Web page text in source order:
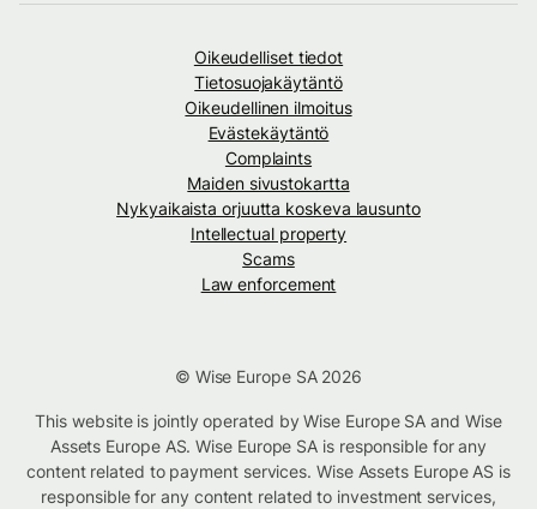
Oikeudelliset tiedot
Tietosuojakäytäntö
Oikeudellinen ilmoitus
Evästekäytäntö
Complaints
Maiden sivustokartta
Nykyaikaista orjuutta koskeva lausunto
Intellectual property
Scams
Law enforcement
© Wise Europe SA 2026
This website is jointly operated by Wise Europe SA and Wise
Assets Europe AS. Wise Europe SA is responsible for any
content related to payment services. Wise Assets Europe AS is
responsible for any content related to investment services,